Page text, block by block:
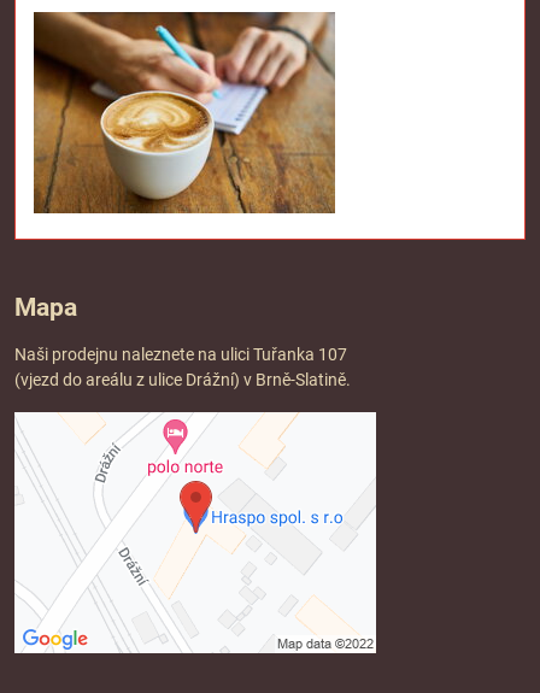
Mapa
Naši prodejnu naleznete na ulici Tuřanka 107
(vjezd do areálu z ulice Drážní) v Brně-Slatině.